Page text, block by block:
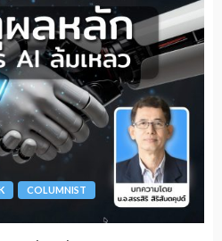
COLUMNIST